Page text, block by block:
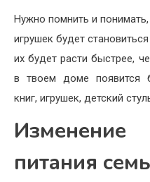
Нужно помнить и
игрушек будет
их будет расти быстрее,
в твоем доме появится
книг, игрушек, детский
питания